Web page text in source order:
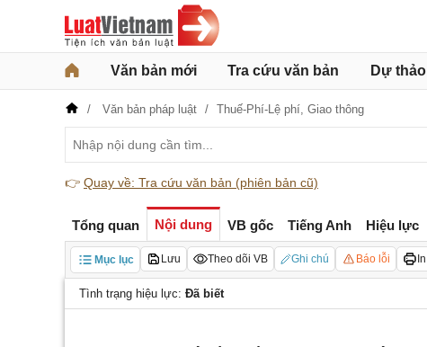
Văn bản mới Tra cứu văn bản Dự thảo
Văn bản pháp luật Thuế-Phí-Lệ phí, Giao thông
👉 Quay về: Tra cứu văn bản (phiên bản cũ)
Tổng quan Nội dung VB gốc Tiếng Anh Hiệu lực
Mục lục Lưu Theo dõi VB Ghi chú Báo lỗi In
Tình trạng hiệu lực: Đã biết